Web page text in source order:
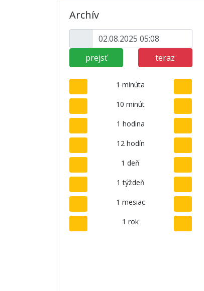
Archív
prejsť teraz
1 minúta
10 minút
1 hodina
12 hodín
1 deň
1 týždeň
1 mesiac
1 rok